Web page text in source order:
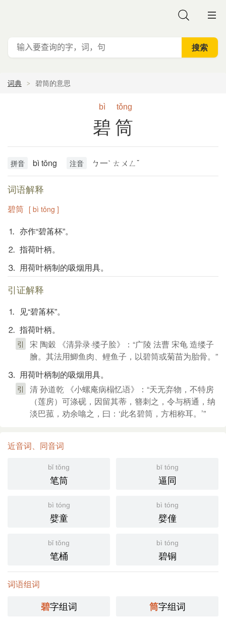
词典 碧筒的意思
bì tǒng
碧筒
拼音 bì tǒng 注音 ㄅ一ˋ ㄊㄨㄥˇ
词语解释
碧筒 [ bì tǒng ]
⒈ 亦作“碧筩杯”。
⒉ 指荷叶柄。
⒊ 用荷叶柄制的吸烟用具。
引证解释
⒈ 见“碧筩杯”。
⒉ 指荷叶柄。
引
宋 陶穀 《清异录·缕子脍》：“广陵 法曹 宋龟 造缕子
膾。其法用鯽鱼肉、鲤鱼子，以碧筒或菊苗为胎骨。”
⒊ 用荷叶柄制的吸烟用具。
引
清 孙道乾 《小螺庵病榻忆语》：“天无弃物，不特房
（莲房）可涤砚，因留其蒂，簪刺之，令与柄通，纳
淡巴菰，劝余噏之，曰：‘此名碧筒，方相称耳。’”
近音词、同音词
bǐ tǒng
笔筒
bī tóng
逼同
bì tóng
嬖童
bì tóng
嬖僮
bǐ tǒng
笔桶
bì tóng
碧铜
词语组词
碧字组词 筒字组词